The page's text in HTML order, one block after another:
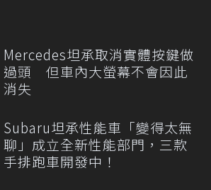
Mercedes坦承取消實體按鍵做
過頭 但車內大螢幕不會因此
消失
Subaru坦承性能車「變得太無
聊」成立全新性能部門，三款
手排跑車開發中！